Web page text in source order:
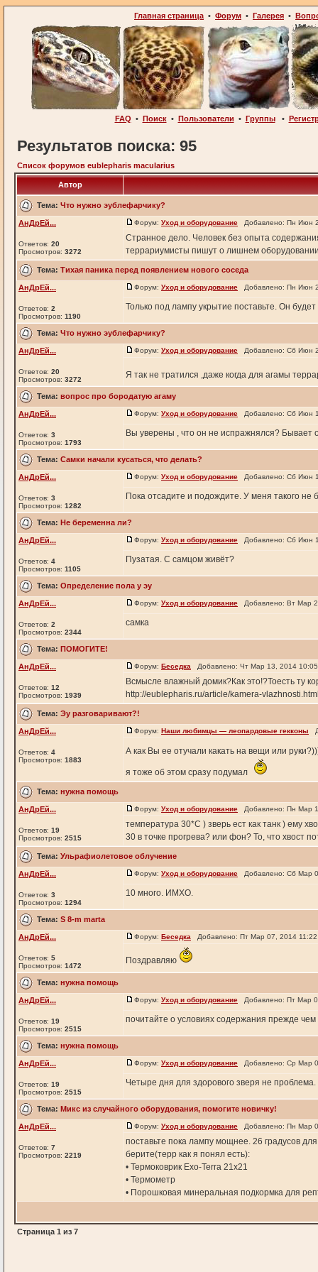
Главная страница • Форум • Галерея •
FAQ • Поиск• Пользователи • Группы•
Результатов поиска: 95
Список форумов eublepharis macularius
Автор
Тема: Что нужно эублефарчику?
АнДрЕй...
Ответов: 20
Просмотров: 3272
Форум: Уход и оборудование Добавлено: Пн Июн
Странное дело. Человек без опыта
террариумисты пишут о лишнем
Тема: Тихая паника перед появлением нового соседа
АнДрЕй...
Ответов: 2
Просмотров: 1190
Форум: Уход и оборудование Добавлено: Пн Июн
Только под лампу укрытие поставьте. Он
Тема: Что нужно эублефарчику?
АнДрЕй...
Ответов: 20
Просмотров: 3272
Форум: Уход и оборудование Добавлено: Сб Июн
Я так не тратился ,даже когда для агамы
Тема: вопрос про бородатую агаму
АнДрЕй...
Ответов: 3
Просмотров: 1793
Форум: Уход и оборудование Добавлено: Сб Июн
Вы уверены , что он не испражнялся?
Тема: Самки начали кусаться, что делать?
АнДрЕй...
Ответов: 3
Просмотров: 1282
Форум: Уход и оборудование Добавлено: Сб Июн
Пока отсадите и подождите. У меня такого
Тема: Не беременна ли?
АнДрЕй...
Ответов: 4
Просмотров: 1105
Форум: Уход и оборудование Добавлено: Сб Июн
Пузатая. С самцом живёт?
Тема: Определение пола у эу
АнДрЕй...
Ответов: 2
Просмотров: 2344
Форум: Уход и оборудование Добавлено: Вт Мар
самка
Тема: ПОМОГИТЕ!
АнДрЕй...
Ответов: 12
Просмотров: 1939
Форум: Беседка Добавлено: Чт Мар 13, 2014
Всмысле влажный домик?Как это!?Тоесть ту
http://eublepharis.ru/article/kamera-
Тема: Эу разговаривают?!
АнДрЕй...
Ответов: 4
Просмотров: 1883
Форум: Наши любимцы — леопардовые гекконы
А как Вы ее отучали какать на вещи или
я тоже об этом сразу подумал
Тема: нужна помощь
АнДрЕй...
Ответов: 19
Просмотров: 2515
Форум: Уход и оборудование Добавлено: Пн Мар
температура 30*С ) зверь ест как танк ) ему
30 в точке прогрева? или фон? То, что хвост
Тема: Ульрафиолетовое облучение
АнДрЕй...
Ответов: 3
Просмотров: 1294
Форум: Уход и оборудование Добавлено: Сб Мар
10 много. ИМХО.
Тема: S 8-m marta
АнДрЕй...
Ответов: 5
Просмотров: 1472
Форум: Беседка Добавлено: Пт Мар 07, 2014
Поздравляю
Тема: нужна помощь
АнДрЕй...
Ответов: 19
Просмотров: 2515
Форум: Уход и оборудование Добавлено: Пт Мар
почитайте о условиях содержания прежде чем
Тема: нужна помощь
АнДрЕй...
Ответов: 19
Просмотров: 2515
Форум: Уход и оборудование Добавлено: Ср Мар
Четыре дня для здорового зверя не
Тема: Микс из случайного оборудования, помогите новичку!
АнДрЕй...
Ответов: 7
Просмотров: 2219
Форум: Уход и оборудование Добавлено: Пн Мар
поставьте пока лампу мощнее. 26 градусов
берите(терр как я понял есть):
• Термоковрик Exo-Terra 21х21
• Термометр
• Порошковая минеральная подкормка для
Страница 1 из 7